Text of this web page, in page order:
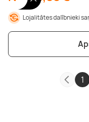
Lojalitātes dalībnieki
1